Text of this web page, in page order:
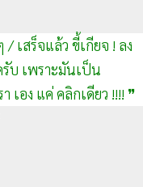
เสร็จแล้ว ขี้เกียจ ! ลง
บ เพราะมันเป็น
เอง แค่ คลิกเดียว !!!! ❞